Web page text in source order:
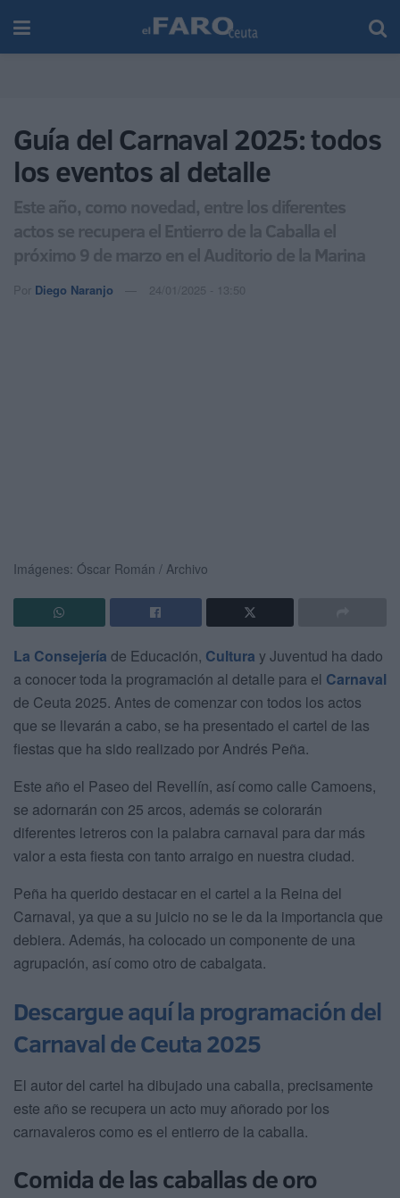
Guía del Carnaval 2025: todos
los eventos al detalle
Este año, como novedad, entre los diferentes
actos se recupera el Entierro de la Caballa el
próximo 9 de marzo en el Auditorio de la Marina
Por Diego Naranjo 24/01/2025 - 13:50
Imágenes: Óscar Román / Archivo
La Consejería de Educación, Cultura y Juventud ha dado
a conocer toda la programación al detalle para el Carnaval
de Ceuta 2025. Antes de comenzar con todos los actos
que se llevarán a cabo, se ha presentado el cartel de las
fiestas que ha sido realizado por Andrés Peña.
Este año el Paseo del Revellín, así como calle Camoens,
se adornarán con 25 arcos, además se colorarán
diferentes letreros con la palabra carnaval para dar más
valor a esta fiesta con tanto arraigo en nuestra ciudad.
Peña ha querido destacar en el cartel a la Reina del
Carnaval, ya que a su juicio no se le da la importancia que
debiera. Además, ha colocado un componente de una
agrupación, así como otro de cabalgata.
Descargue aquí la programación del
Carnaval de Ceuta 2025
El autor del cartel ha dibujado una caballa, precisamente
este año se recupera un acto muy añorado por los
carnavaleros como es el entierro de la caballa.
Comida de las caballas de oro